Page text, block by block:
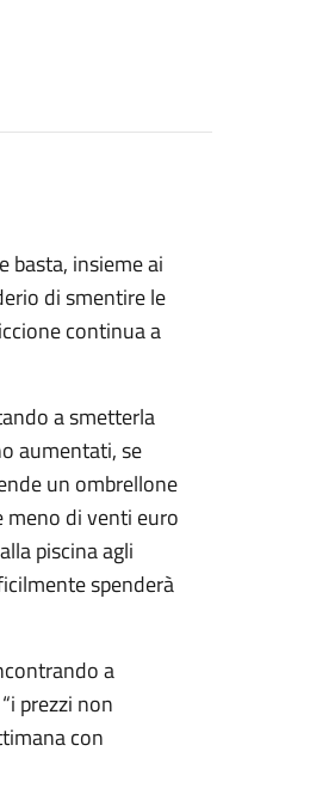
basta, insieme ai
di smentire le
continua a
a smetterla
aumentati, se
un ombrellone
meno di venti euro
piscina agli
spenderà
a
prezzi non
con